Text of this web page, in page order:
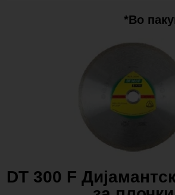
*Во
DT 300 F